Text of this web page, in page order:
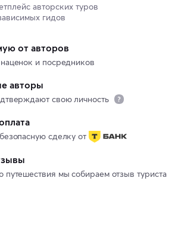
авторских туров
гидов
от авторов
и посредников
авторы
свою личность
сделку от
путешествия мы собираем отзыв туриста